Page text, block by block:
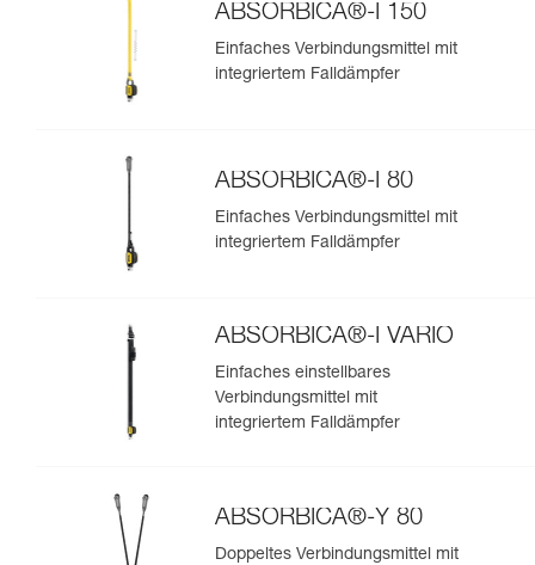
ABSORBICA®-I 150
Einfaches Verbindungsmittel mit
integriertem Falldämpfer
ABSORBICA®-I 80
Einfaches Verbindungsmittel mit
integriertem Falldämpfer
ABSORBICA®-I VARIO
Einfaches einstellbares
Verbindungsmittel mit
integriertem Falldämpfer
ABSORBICA®-Y 80
Doppeltes Verbindungsmittel mit